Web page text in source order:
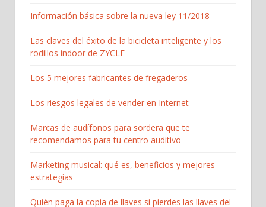
Información básica sobre la nueva ley 11/2018
Las claves del éxito de la bicicleta inteligente y los
rodillos indoor de ZYCLE
Los 5 mejores fabricantes de fregaderos
Los riesgos legales de vender en Internet
Marcas de audífonos para sordera que te
recomendamos para tu centro auditivo
Marketing musical: qué es, beneficios y mejores
estrategias
Quién paga la copia de llaves si pierdes las llaves del